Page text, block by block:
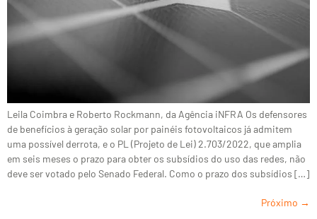
Leila Coimbra e Roberto Rockmann, da Agência iNFRA Os defensores
de benefícios à geração solar por painéis fotovoltaicos já admitem
uma possível derrota, e o PL (Projeto de Lei) 2.703/2022, que amplia
em seis meses o prazo para obter os subsídios do uso das redes, não
deve ser votado pelo Senado Federal. Como o prazo dos subsídios […]
Próximo →